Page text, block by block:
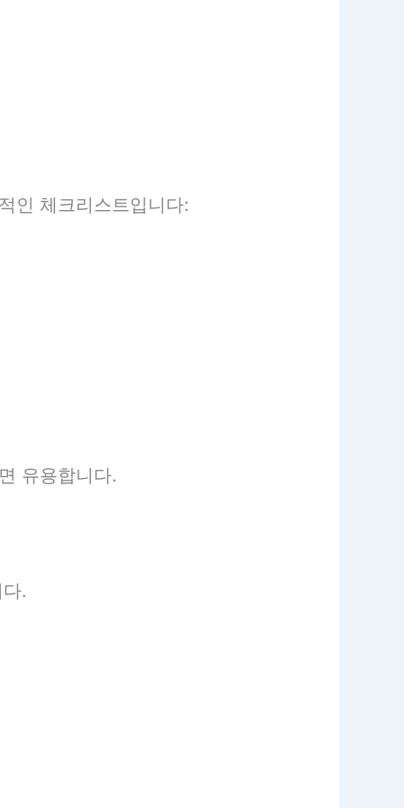
인 체크리스트입니다:
유용합니다.
.